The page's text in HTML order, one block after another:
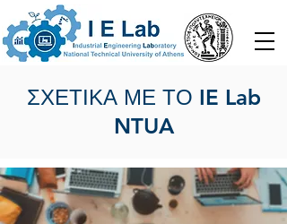
ΣΧΕΤΙΚΑ ΜΕ ΤΟ IE Lab
NTUA